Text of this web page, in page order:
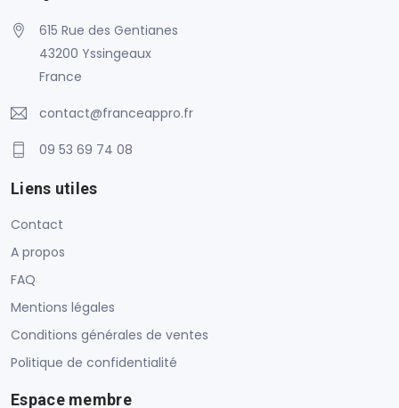
615 Rue des Gentianes
43200 Yssingeaux
France
contact@franceappro.fr
09 53 69 74 08
Liens utiles
Contact
A propos
FAQ
Mentions légales
Conditions générales de ventes
Politique de confidentialité
Espace membre